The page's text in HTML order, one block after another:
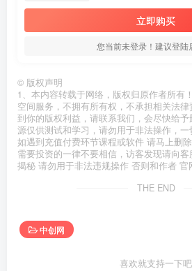
立即购买
您当前未登录！建议登
© 版权声明
1、本内容转载于网络，版权归原作者所有
空间服务，不拥有所有权，不承担相关法
到你的版权利益，请联系我们，会尽快给
源仅供测试和学习，请勿用于非法操作，一
如遇到充值付费环节课程或软件 请马上删
需要投资的一律不要相信，访客发现请向
揭秘 请勿用于非法违规操作 否则和作者 官
THE END
中创网
喜欢就支持一下吧